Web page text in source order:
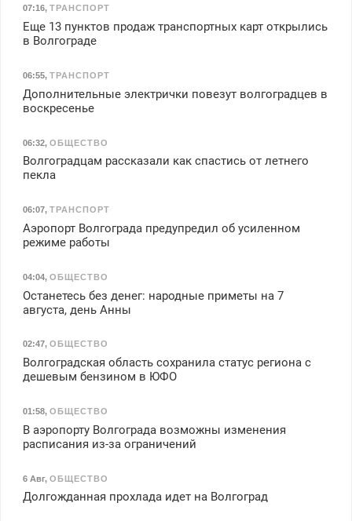
07:16, ТРАНСПОРТ
Еще 13 пунктов продаж транспортных карт открылись
в Волгограде
06:55, ТРАНСПОРТ
Дополнительные электрички повезут волгоградцев в
воскресенье
06:32, ОБЩЕСТВО
Волгоградцам рассказали как спастись от летнего
пекла
06:07, ТРАНСПОРТ
Аэропорт Волгограда предупредил об усиленном
режиме работы
04:04, ОБЩЕСТВО
Останетесь без денег: народные приметы на 7
августа, день Анны
02:47, ОБЩЕСТВО
Волгоградская область сохранила статус региона с
дешевым бензином в ЮФО
01:58, ОБЩЕСТВО
В аэропорту Волгограда возможны изменения
расписания из-за ограничений
6 Авг, ОБЩЕСТВО
Долгожданная прохлада идет на Волгоград